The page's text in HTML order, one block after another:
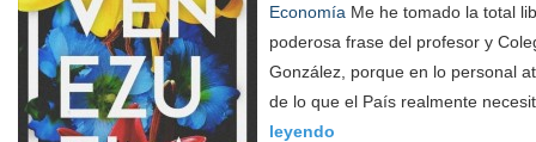
Economía Me he tomado la total
poderosa frase del profesor y
González, porque en lo personal
de lo que el País realmente
leyendo